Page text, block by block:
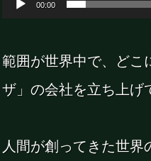
00:00
範囲が世界中で、どこ
ザ」の会社を立ち上げ
人間が創ってきた世界